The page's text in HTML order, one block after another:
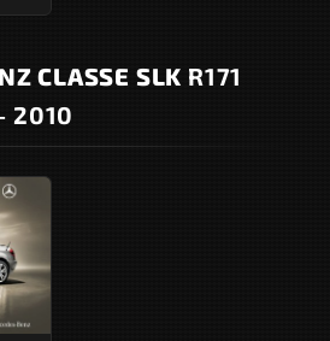
CLASSE SLK R171
2010